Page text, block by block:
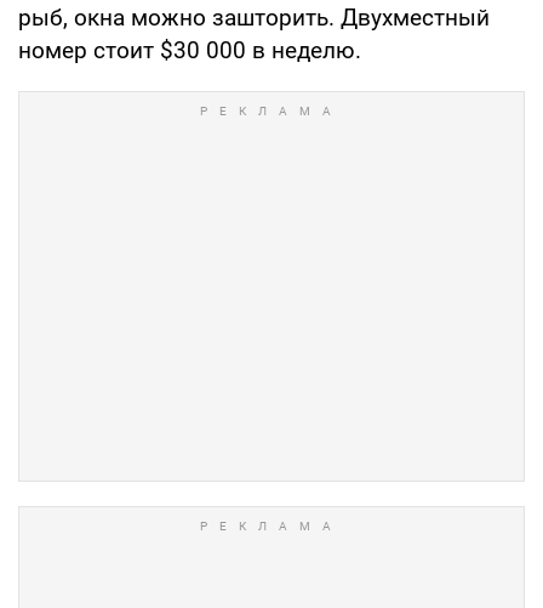
рыб, окна можно зашторить. Двухместный
номер стоит $30 000 в неделю.